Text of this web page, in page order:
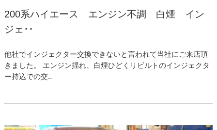
200系ハイエース エンジン不調 白煙 イン
ジェ･･
他社でインジェクター交換できないと言われて当社にご来店頂
きました。 エンジン揺れ、白煙ひどくリビルトのインジェクタ
ー持込での交..